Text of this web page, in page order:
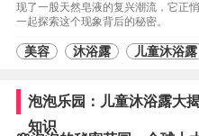
现了一股天然皂液的复兴潮流，它正
一起探索这个现象背后的秘密。
美容 沐浴露 儿童沐浴露
泡泡乐园：儿童沐浴露大
知识